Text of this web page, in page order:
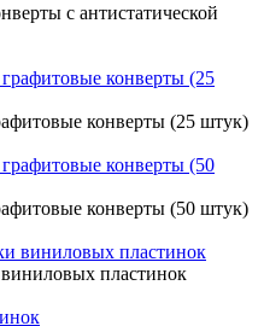
с антистатической
конверты (25 штук)
конверты (50 штук)
пластинок